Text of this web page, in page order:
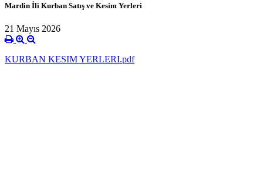
Mardin İli Kurban Satış ve Kesim Yerleri
21 Mayıs 2026
KURBAN KESIM YERLERI.pdf